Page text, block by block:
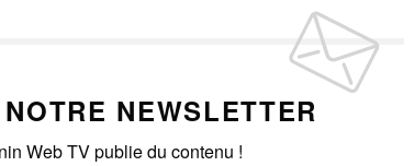
NEWSLETTER
Web TV publie du contenu !